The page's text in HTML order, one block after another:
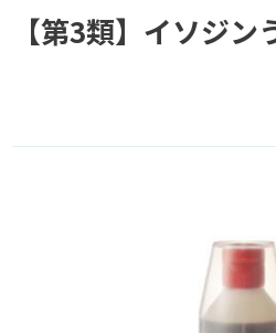
【第3類】イソジン